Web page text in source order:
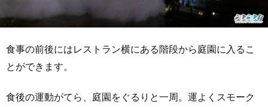
食事の前後にはレストラン横にある階段から庭園に入るこ
とができます。
食後の運動がてら、庭園をぐるりと一周。運よくスモーク